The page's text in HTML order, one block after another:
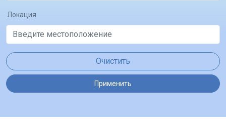
Локация
Очистить
Применить